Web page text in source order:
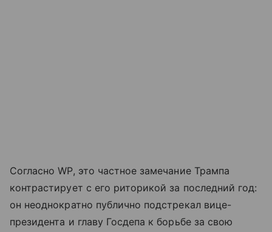
Согласно WP, это частное замечание Трампа
контрастирует с его риторикой за последний год:
он неоднократно публично подстрекал вице-
президента и главу Госдепа к борьбе за свою